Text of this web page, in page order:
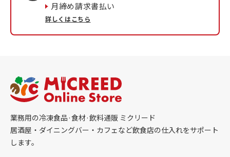
月締め請求書払い
詳しくはこちら
業務用の冷凍食品·食材·飲料通販 ミクリード
居酒屋・ダイニングバー・カフェなど飲食店の仕入れをサポート
します。